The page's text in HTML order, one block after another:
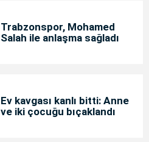
Trabzonspor, Mohamed
Salah ile anlaşma sağladı
Ev kavgası kanlı bitti: Anne
ve iki çocuğu bıçaklandı